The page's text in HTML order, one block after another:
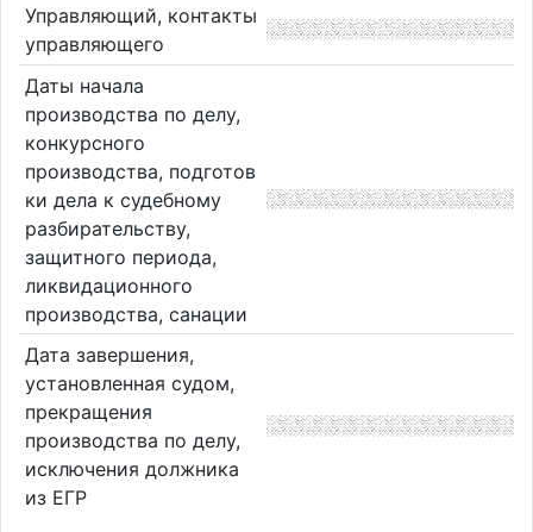
Управляющий, контакты
управляющего
Даты начала
производства по делу,
конкурсного
производства, подготов
ки дела к судебному
разбирательству,
защитного периода,
ликвидационного
производства, санации
Дата завершения,
установленная судом,
прекращения
производства по делу,
исключения должника
из ЕГР